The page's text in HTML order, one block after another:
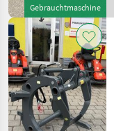
Gebrauchtmaschine